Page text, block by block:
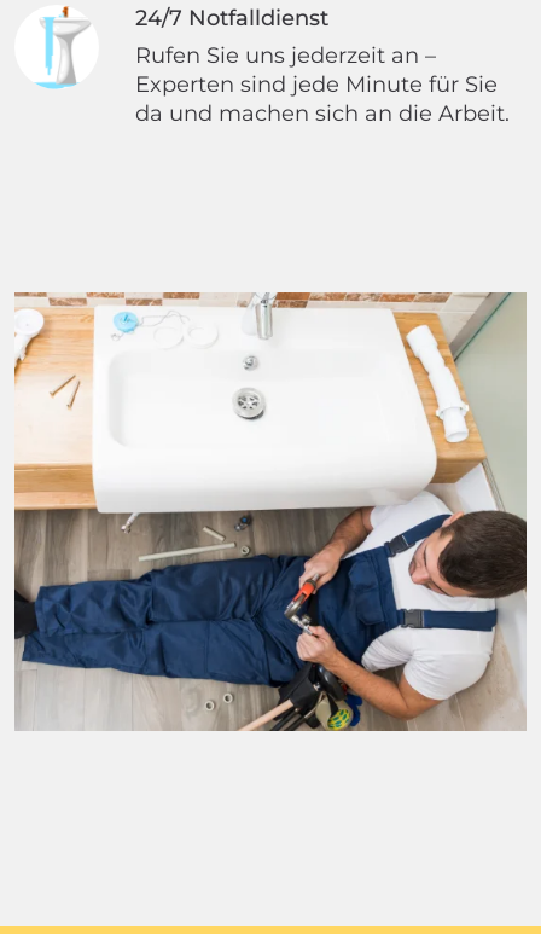
24/7 Notfalldienst
Rufen Sie uns jederzeit an –
Experten sind jede Minute für Sie
da und machen sich an die Arbeit.